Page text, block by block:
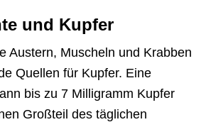
und Kupfer
Austern, Muscheln und Krabben
Quellen für Kupfer. Eine
bis zu 7 Milligramm Kupfer
Großteil des täglichen